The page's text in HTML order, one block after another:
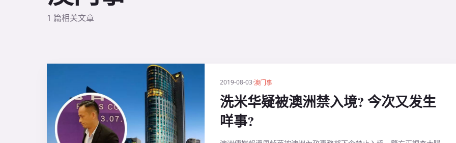
1 篇相关文章
2019-08-03·澳门事
洗米华疑被澳洲禁入境? 今次又发生
咩事?